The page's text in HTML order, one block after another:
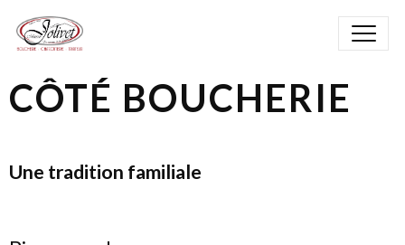
CÔTÉ BOUCHERIE
Une tradition familiale